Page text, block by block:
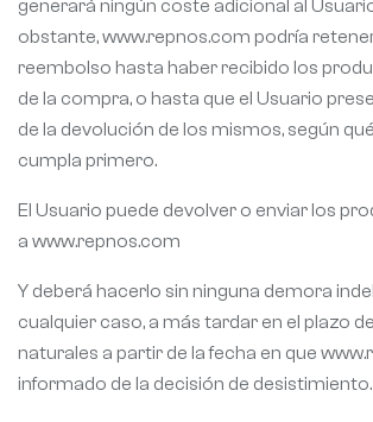
generará ningún coste adicional al
obstante, www.repnos.com podría
reembolso hasta haber recibido los
de la compra, o hasta que el Usuario
de la devolución de los mismos, según
cumpla primero.
El Usuario puede devolver o enviar los
a www.repnos.com
Y deberá hacerlo sin ninguna demora
cualquier caso, a más tardar en el plazo
naturales a partir de la fecha en que
informado de la decisión de desistimiento.